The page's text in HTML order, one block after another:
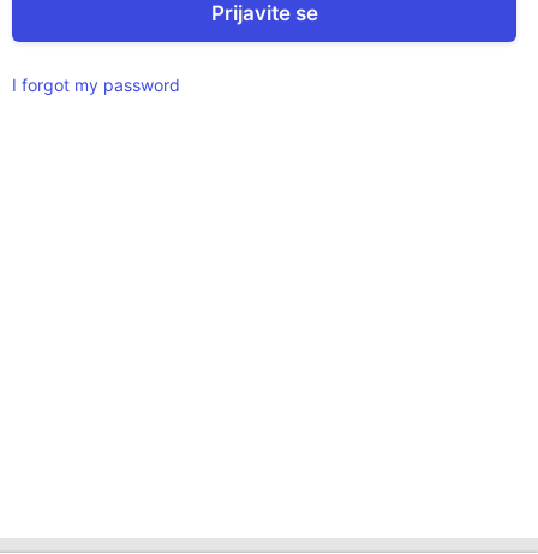
Prijavite se
I forgot my password